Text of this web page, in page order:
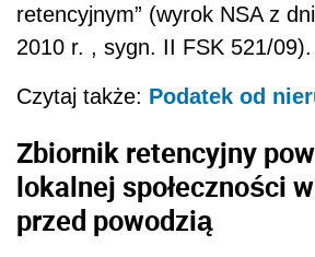
retencyjnym” (wyrok NSA z
2010 r. , sygn. II FSK 521/09).
Czytaj także: Podatek od
Zbiornik retencyjny
lokalnej społeczności
przed powodzią